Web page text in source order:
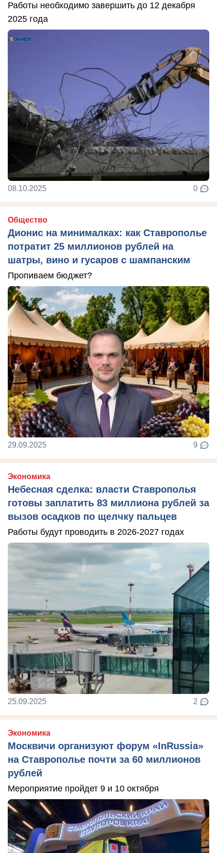
Работы необходимо завершить до 12 декабря
2025 года
08.10.2025 0
Общество
Дионис на минималках: как Ставрополье
потратит 25 миллионов рублей на
шатры, вино и гусаров с шампанским
Пропиваем бюджет?
29.09.2025 9
Экономика
Небесная сделка: власти Ставрополья
готовы заплатить 83 миллиона рублей за
вызов осадков по щелчку пальцев
Работы будут проводить в 2026-2027 годах
25.09.2025 2
Экономика
Москвичи организуют форум «InRussia»
на Ставрополье почти за 60 миллионов
рублей
Мероприятие пройдет 9 и 10 октября